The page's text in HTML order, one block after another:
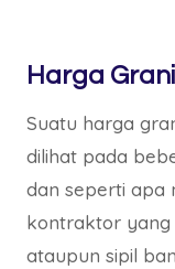
Harga
Suatu harga
dilihat pada
dan seperti apa
kontraktor yang
ataupun sipil